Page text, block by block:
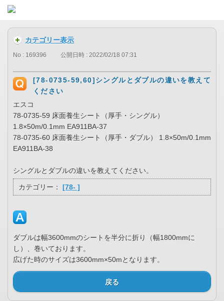
カテゴリー表示
No : 169396 公開日時 : 2022/02/18 07:31
[78-0735-59,60]シングルとダブルの違いを教えて
ください
エスコ
78-0735-59 床面養生シート（厚手・シングル）
1.8×50m/0.1mm EA911BA-37
78-0735-60 床面養生シート（厚手・ダブル） 1.8×50m/0.1mm
EA911BA-38
シングルとダブルの違いを教えてください。
カテゴリー： [78- ]
ダブルは幅3600mmのシートを半分に折り（幅1800mmに
し）、巻いております。
広げた時のサイズは3600mm×50mとなります。
戻る